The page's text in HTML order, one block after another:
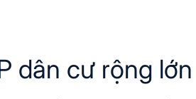
dân cư rộng lớn